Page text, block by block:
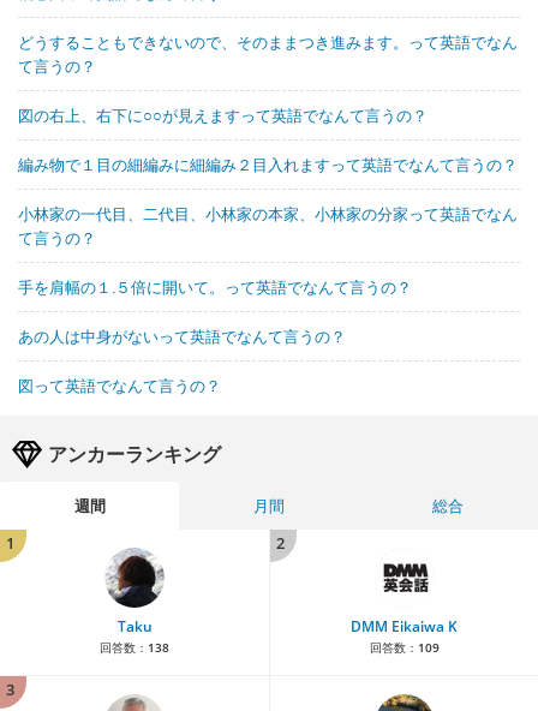
どうすることもできないので、そのままつき進みます。って英語でなん
て言うの？
図の右上、右下に○○が見えますって英語でなんて言うの？
編み物で１目の細編みに細編み２目入れますって英語でなんて言うの？
小林家の一代目、二代目、小林家の本家、小林家の分家って英語でなん
て言うの？
手を肩幅の１.５倍に開いて。って英語でなんて言うの？
あの人は中身がないって英語でなんて言うの？
図って英語でなんて言うの？
アンカーランキング
週間 月間
総合
1
Taku
回答数： 138
2
DMM Eikaiwa K
回答数： 109
3